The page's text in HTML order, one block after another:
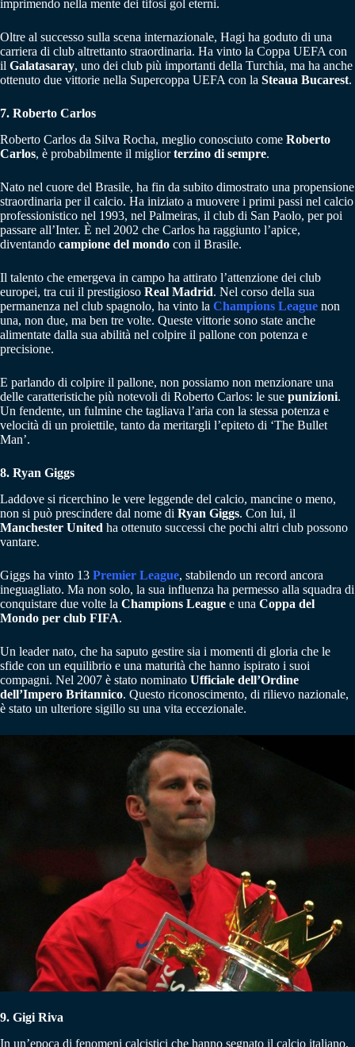
imprimendo nella mente dei tifosi gol eterni.
Oltre al successo sulla scena internazionale, Hagi ha goduto di una
carriera di club altrettanto straordinaria. Ha vinto la Coppa UEFA con
il Galatasaray, uno dei club più importanti della Turchia, ma ha anche
ottenuto due vittorie nella Supercoppa UEFA con la Steaua Bucarest.
7. Roberto Carlos
Roberto Carlos da Silva Rocha, meglio conosciuto come Roberto
Carlos, è probabilmente il migliorterzino di sempre.
Nato nel cuore del Brasile, ha fin da subito dimostrato una propensione
straordinaria per il calcio. Ha iniziato a muovere i primi passi nel calcio
professionistico nel 1993, nel Palmeiras, il club di San Paolo, per poi
passare all’Inter. È nel 2002 che Carlos ha raggiunto l’apice,
diventando campione del mondo con il Brasile.
Il talento che emergeva in campo ha attirato l’attenzione dei club
europei, tra cui il prestigioso Real Madrid. Nel corso della sua
permanenza nel club spagnolo, ha vinto la Champions League non
una, non due, ma ben tre volte. Queste vittorie sono state anche
alimentate dalla sua abilità nel colpire il pallone con potenza e
precisione.
E parlando di colpire il pallone, non possiamo non menzionare una
delle caratteristiche più notevoli di Roberto Carlos: le sue punizioni.
Un fendente, un fulmine che tagliava l’aria con la stessa potenza e
velocità di un proiettile, tanto da meritargli l’epiteto di ‘The Bullet
Man’.
8. Ryan Giggs
Laddove si ricerchino le vere leggende del calcio, mancine o meno,
non si può prescindere dal nome di Ryan Giggs. Con lui, il
Manchester United ha ottenuto successi che pochi altri club possono
vantare.
Giggs ha vinto 13 Premier League, stabilendo un record ancora
ineguagliato. Ma non solo, la sua influenza ha permesso alla squadra di
conquistare due volte la Champions League e una Coppa del
Mondo per club FIFA.
Un leader nato, che ha saputo gestire sia i momenti di gloria che le
sfide con un equilibrio e una maturità che hanno ispirato i suoi
compagni. Nel 2007 è stato nominato Ufficiale dell’Ordine
dell’Impero Britannico. Questo riconoscimento, di rilievo nazionale,
è stato un ulteriore sigillo su una vita eccezionale.
9. Gigi Riva
In un’epoca di fenomeni calcistici che hanno segnato il calcio italiano,